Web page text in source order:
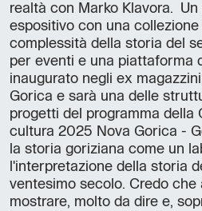
realtà con Marko Klavora. Un
espositivo con una
complessità della storia del
per eventi e una piattaforma
inaugurato negli ex
Gorica e sarà una delle
progetti del programma della
cultura 2025 Nova Gorica -
la storia goriziana come un
l'interpretazione della storia
ventesimo secolo. Credo che
mostrare, molto da dire e,